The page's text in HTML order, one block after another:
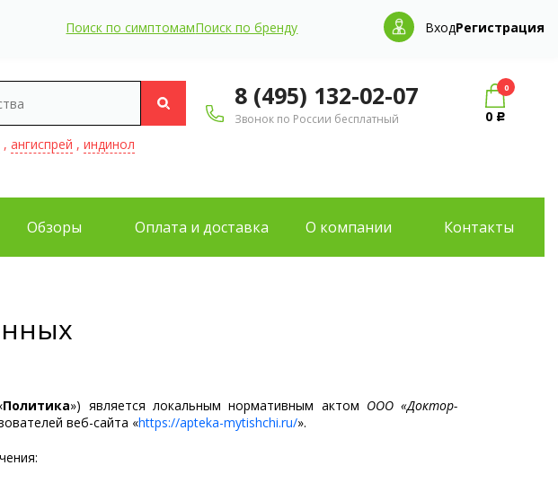
Поиск по симптомамПоиск по бренду ВходРегистрация
, ангиспрей , индинол
8 (495) 132-02-07
Звонок по России бесплатный
0
0 Р
Обзоры Оплата и доставка О компании Контакты
Политика») является локальным нормативным актом ООО «Доктор-
веб-сайта «https://apteka-mytishchi.ru/».